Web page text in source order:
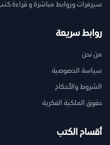
سيرفرات وروابط مباشرة و قراءة
روابط سريعة
من نحن
سياسة الخصوصية
الشروط والأحكام
حقوق الملكية الفكرية
أقسام الكتب